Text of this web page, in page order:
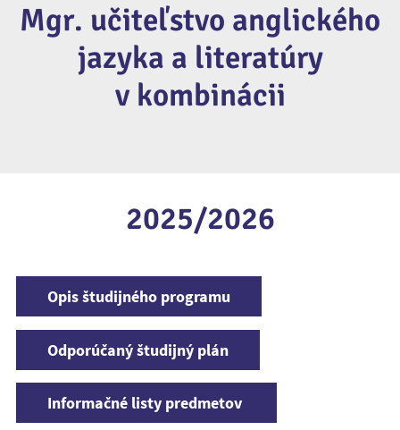
Mgr. učiteľstvo anglického
jazyka a literatúry
v kombinácii
2025/2026
Opis študijného programu
Odporúčaný študijný plán
Informačné listy predmetov